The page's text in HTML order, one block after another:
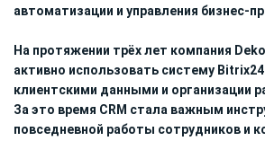
автоматизации и управления бизнес-
На протяжении трёх лет компания
активно использовать систему
клиентскими данными и организации
За это время CRM стала важным
повседневной работы сотрудников и